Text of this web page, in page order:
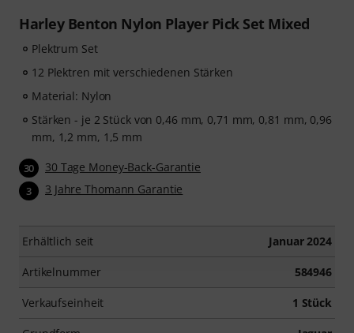
Harley Benton Nylon Player Pick Set Mixed
Plektrum Set
12 Plektren mit verschiedenen Stärken
Material: Nylon
Stärken - je 2 Stück von 0,46 mm, 0,71 mm, 0,81 mm, 0,96
mm, 1,2 mm, 1,5 mm
30 30 Tage Money-Back-Garantie
3 3 Jahre Thomann Garantie
Erhältlich seit Januar 2024
Artikelnummer 584946
Verkaufseinheit 1 Stück